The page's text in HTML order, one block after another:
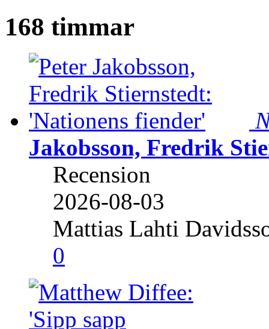
168 timmar
Jakobsson, Fredrik
Recension
2026-08-03
Mattias Lahti
0